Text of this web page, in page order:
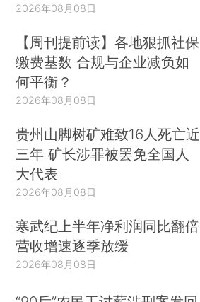
2026年08月08日
【周刊提前读】各地狠抓社保
缴费基数 合规与企业减负如
何平衡？
2026年08月08日
贵州山脚树矿难致16人死亡近
三年 矿长涉罪被罢免全国人
大代表
2026年08月08日
寒武纪上半年净利润同比翻倍
营收增速逐季放缓
2026年08月08日